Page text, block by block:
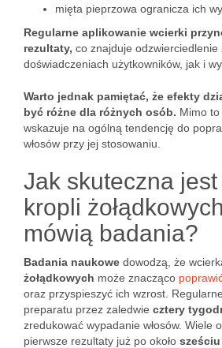
mięta pieprzowa ogranicza ich
Regularne aplikowanie wcierki
rezultaty, co znajduje odzwierciedlenie
doświadczeniach użytkowników, jak i
Warto jednak pamiętać, że efekty
być różne dla różnych osób. Mimo
wskazuje na ogólną tendencję do
włosów przy jej stosowaniu.
Jak skuteczna
kropli
mówią badania?
Badania naukowe dowodzą, że
żołądkowych może znacząco
oraz przyspieszyć ich wzrost.
preparatu przez zaledwie cztery
zredukować wypadanie włosów. Wiele
pierwsze rezultaty już po około